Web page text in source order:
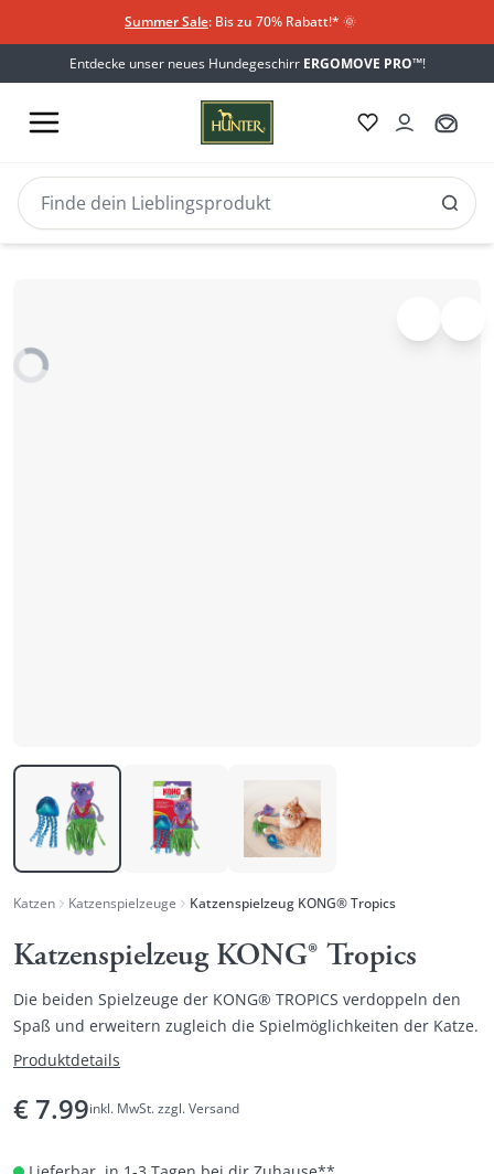
Summer Sale: Bis zu 70% Rabatt!* 🌞
Entdecke unser neues Hundegeschirr ERGOMOVE PRO™!
Katzen Katzenspielzeuge Katzenspielzeug KONG® Tropics
Katzenspielzeug KONG® Tropics
Die beiden Spielzeuge der KONG® TROPICS verdoppeln den
Spaß und erweitern zugleich die Spielmöglichkeiten der Katze.
Produktdetails
€7.99inkl. MwSt. zzgl. Versand